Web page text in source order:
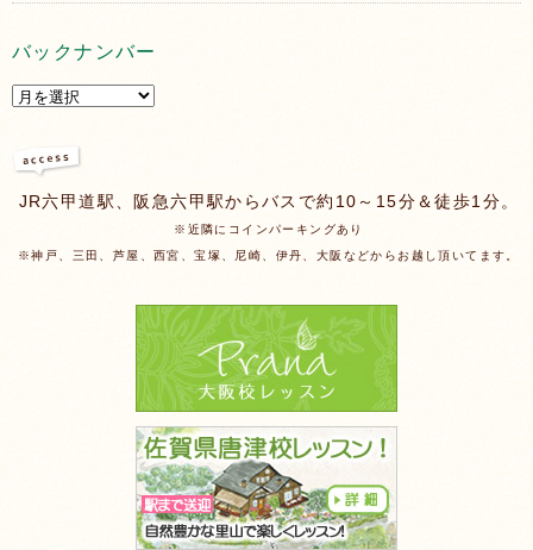
バックナンバー
JR六甲道駅、阪急六甲駅からバスで約10～15分＆徒歩1分。
※近隣にコインパーキングあり
※神戸、三田、芦屋、西宮、宝塚、尼崎、伊丹、大阪などからお越し頂いてます。